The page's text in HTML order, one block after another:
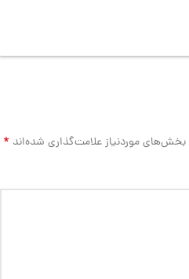
بخش‌های موردنیاز علامت‌گذاری شده‌اند *